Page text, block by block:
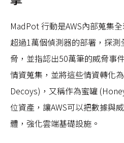
MadPot 行動是AWS內部蒐集
超過1萬個偵測器的部署，探
脅，並指認出50萬筆的威脅事
情資蒐集，並將這些情資轉化
Decoys)，又稱作為蜜罐
位資產，讓AWS可以把數據與
體，強化雲端基礎設施。